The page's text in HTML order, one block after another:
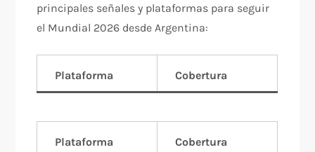
principales señales y plataformas para seguir
el Mundial 2026 desde Argentina:
Plataforma Cobertura
Plataforma Cobertura